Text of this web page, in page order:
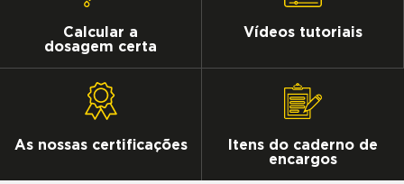
Calcular a
dosagem certa
Vídeos tutoriais
As nossas certificações
Itens do caderno de
encargos